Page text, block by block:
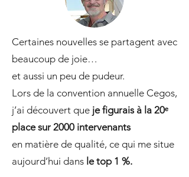
Certaines nouvelles se partagent avec
beaucoup de joie…
et aussi un peu de pudeur.
Lors de la convention annuelle Cegos,
j’ai découvert que je figurais à la 20ᵉ
place sur 2000 intervenants
en matière de qualité, ce qui me situe
aujourd’hui dans le top 1 %.